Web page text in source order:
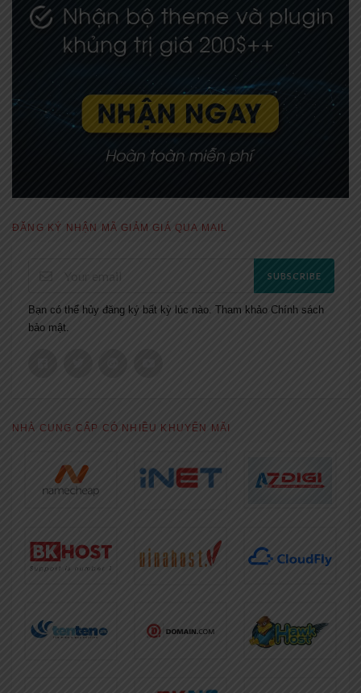
ĐĂNG KÝ NHẬN MÃ GIẢM GIÁ QUA MAIL
SUBSCRIBE
Bạn có thể hủy đăng ký bất kỳ lúc nào. Tham khảo Chính sách
bảo mật.
NHÀ CUNG CẤP CÓ NHIỀU KHUYẾN MÃI